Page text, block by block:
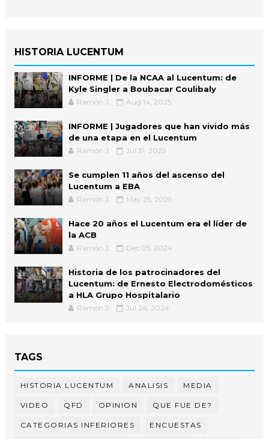
HISTORIA LUCENTUM
INFORME | De la NCAA al Lucentum: de
Kyle Singler a Boubacar Coulibaly
Ramón J. Aug 14, 2025
INFORME | Jugadores que han vivido más
de una etapa en el Lucentum
Ramón J. Jul 31, 2025
Se cumplen 11 años del ascenso del
Lucentum a EBA
Ramón J. May 25, 2025
Hace 20 años el Lucentum era el líder de
la ACB
Ramón J. Dec 05, 2024
Historia de los patrocinadores del
Lucentum: de Ernesto Electrodomésticos
a HLA Grupo Hospitalario
Ramón J. Jul 24, 2024
TAGS
HISTORIA LUCENTUM ANALISIS MEDIA
VIDEO QFD OPINION QUE FUE DE?
CATEGORIAS INFERIORES ENCUESTAS